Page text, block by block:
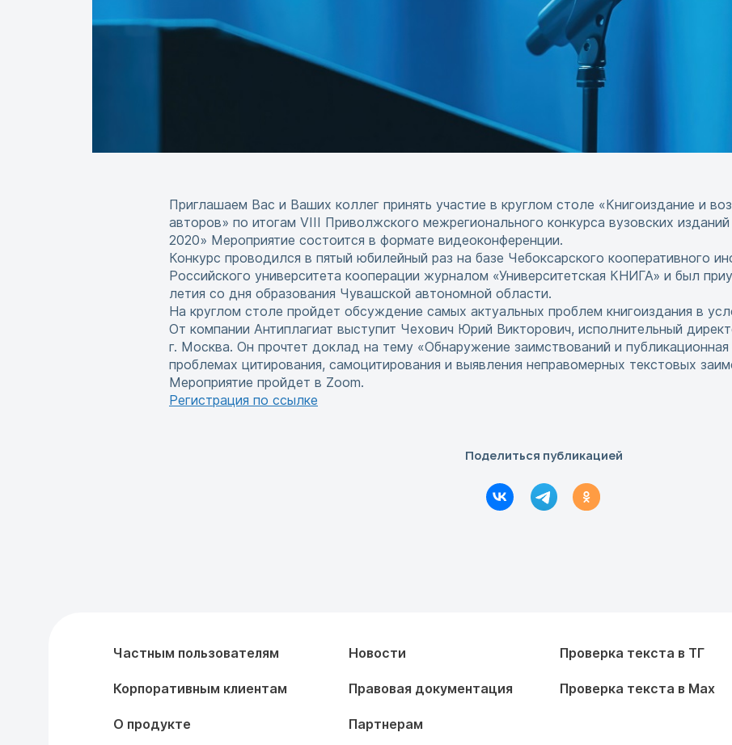
Приглашаем Вас и Ваших коллег принять участие в круглом столе «Книгоиздание и
авторов» по итогам VIII Приволжского межрегионального конкурса вузовских
2020» Мероприятие состоится в формате видеоконференции.
Конкурс проводился в пятый юбилейный раз на базе Чебоксарского кооперативного
Российского университета кооперации журналом «Университетская КНИГА» и был
летия со дня образования Чувашской автономной области.
На круглом столе пройдет обсуждение самых актуальных проблем книгоиздания в
От компании Антиплагиат выступит Чехович Юрий Викторович, исполнительный
г. Москва. Он прочтет доклад на тему «Обнаружение заимствований и публикационная
проблемах цитирования, самоцитирования и выявления неправомерных текстовых
Мероприятие пройдет в Zoom.
Регистрация по ссылке
Поделиться публикацией
Частным пользователям
Корпоративным клиентам
О продукте
Новости
Правовая документация
Партнерам
Проверка текста в ТГ
Проверка текста в Max